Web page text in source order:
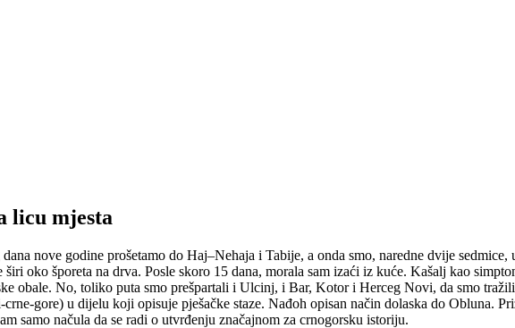
licu mjesta
nove godine prošetamo do Haj–Nehaja i Tabije, a onda smo, naredne dvije
oko šporeta na drva. Posle skoro 15 dana, morala sam izaći iz kuće. Kašalj kao
obale. No, toliko puta smo prešpartali i Ulcinj, i Bar, Kotor i Herceg Novi, da smo
gore) u dijelu koji opisuje pješačke staze. Nađoh opisan način dolaska do Obluna.
samo načula da se radi o utvrđenju značajnom za crnogorsku istoriju.